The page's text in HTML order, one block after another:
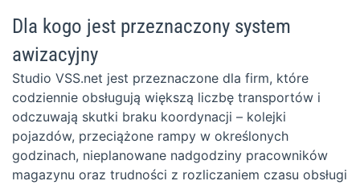
Dla kogo jest przeznaczony system
awizacyjny
Studio VSS.net jest przeznaczone dla firm, które
codziennie obsługują większą liczbę transportów i
odczuwają skutki braku koordynacji – kolejki
pojazdów, przeciążone rampy w określonych
godzinach, nieplanowane nadgodziny pracowników
magazynu oraz trudności z rozliczaniem czasu obsługi